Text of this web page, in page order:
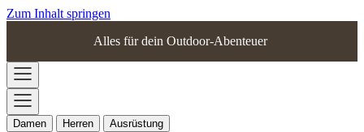
Zum Inhalt springen
Alles für dein Outdoor-Abenteuer
Damen Herren Ausrüstung